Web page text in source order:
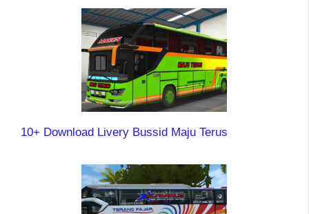
10+ Download Livery Bussid Maju Terus